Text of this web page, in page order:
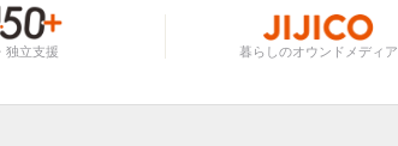
独立支援 暮らしのオウンドメディア